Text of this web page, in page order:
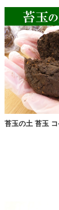
苔玉の土 苔玉